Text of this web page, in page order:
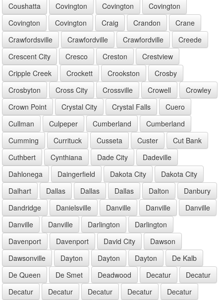
Coushatta
Covington Covington
Covington
Covington
Covington Craig Crandon
Crane
Crawfordsville
Crawfordville Crawfordville
Creede
Crescent City
Cresco Creston
Crestview
Cripple Creek
Crockett Crookston
Crosby
Crosbyton
Cross City Crossville Crowell
Crowley
Crown Point
Crystal City Crystal Falls
Cuero
Cullman
Culpeper Cumberland
Cumberland
Cumming
Currituck Cusseta Custer
Cut Bank
Cuthbert
Cynthiana Dade City
Dadeville
Dahlonega
Daingerfield Dakota City
Dakota City
Dalhart
Dallas Dallas Dallas Dalton
Danbury
Dandridge
Danielsville Danville Danville
Danville
Danville
Danville Darlington
Darlington
Davenport
Davenport David City
Dawson
Dawsonville
Dayton Dayton Dayton
De Kalb
De Queen
De Smet Deadwood Decatur
Decatur
Decatur
Decatur Decatur Decatur
Decatur